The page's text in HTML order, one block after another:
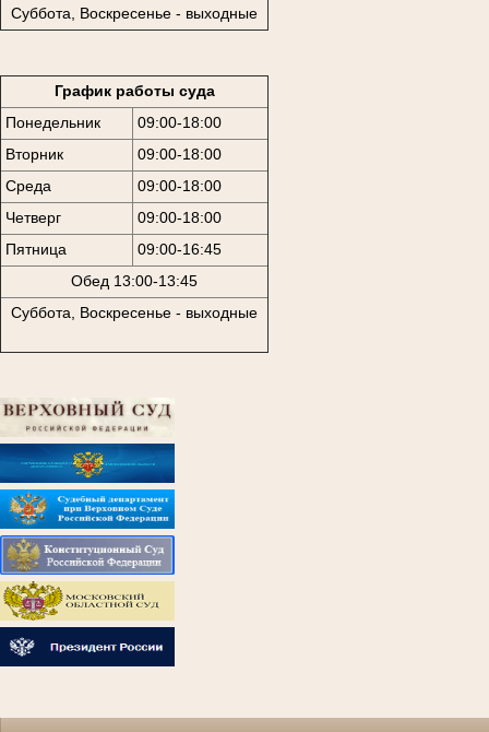
Суббота, Воскресенье - выходные
График работы суда
Понедельник
09:00-18:00
Вторник
09:00-18:00
Среда
09:00-18:00
Четверг
09:00-18:00
Пятница
09:00-16:45
Обед 13:00-13:45
Суббота, Воскресенье - выходные